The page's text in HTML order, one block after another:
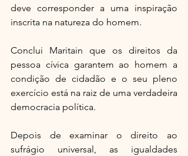
deve corresponder a uma inspiração
inscrita na natureza do homem.
Conclui Maritain que os direitos da
pessoa cívica garantem ao homem a
condição de cidadão e o seu pleno
exercício está na raiz de uma verdadeira
democracia política.
Depois de examinar o direito ao
sufrágio universal, as igualdades